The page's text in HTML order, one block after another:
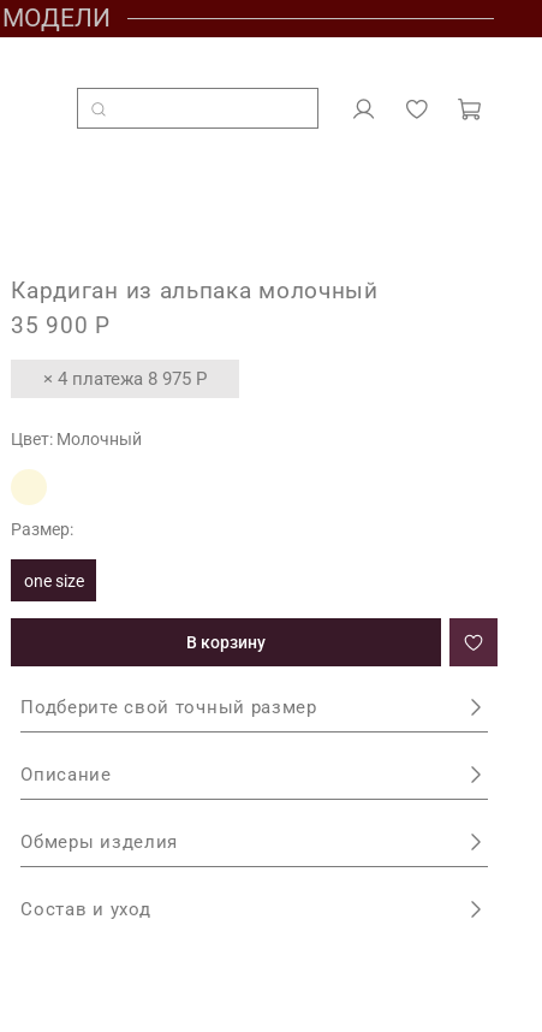
МОДЕЛИ
Кардиган из альпака молочный
35 900 Р
× 4 платежа 8 975 Р
В корзину
Цвет: Молочный
Размер:
one size
Подберите свой точный размер
Описание
Обмеры изделия
Состав и уход